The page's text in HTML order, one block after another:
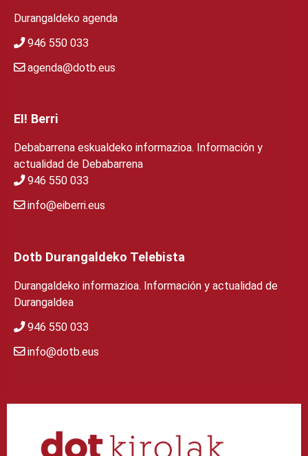
Durangaldeko agenda
946 550 033
agenda@dotb.eus
EI! Berri
Debabarrena eskualdeko informazioa. Información y
actualidad de Debabarrena
946 550 033
info@eiberri.eus
Dotb Durangaldeko Telebista
Durangaldeko informazioa. Información y actualidad de
Durangaldea
946 550 033
info@dotb.eus